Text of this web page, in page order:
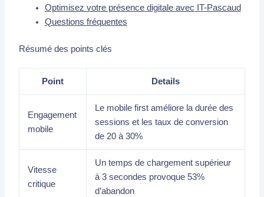
Optimisez votre présence digitale avec IT-Pascaud
Questions fréquentes
Résumé des points clés
Point Details
Engagement
mobile
Le mobile first améliore la durée des
sessions et les taux de conversion
de 20 à 30%
Vitesse
critique
Un temps de chargement supérieur
à 3 secondes provoque 53%
d’abandon